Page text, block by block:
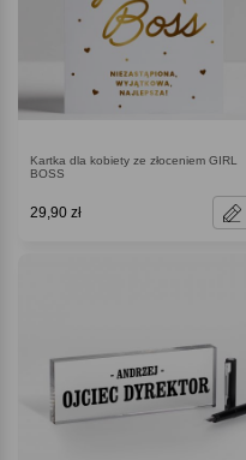
Kartka dla kobiety ze złoceniem GIRL
BOSS
29,90 zł